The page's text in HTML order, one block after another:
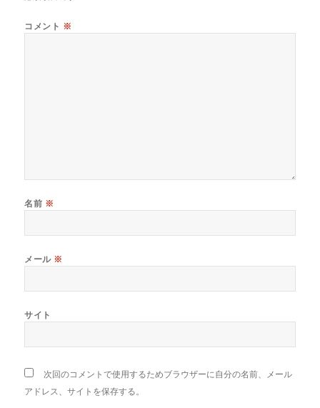
コメント ※
名前 ※
メール ※
サイト
次回のコメントで使用するためブラウザーに自分の名前、メール
アドレス、サイトを保存する。